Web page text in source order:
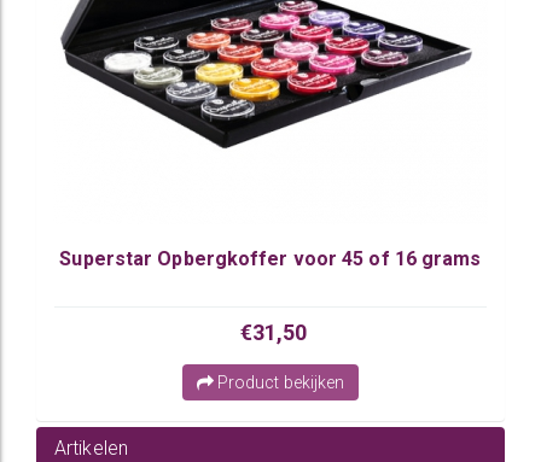
Superstar Opbergkoffer voor 45 of 16 grams
€31,50
Product bekijken
Artikelen